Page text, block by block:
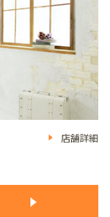
店舗詳細